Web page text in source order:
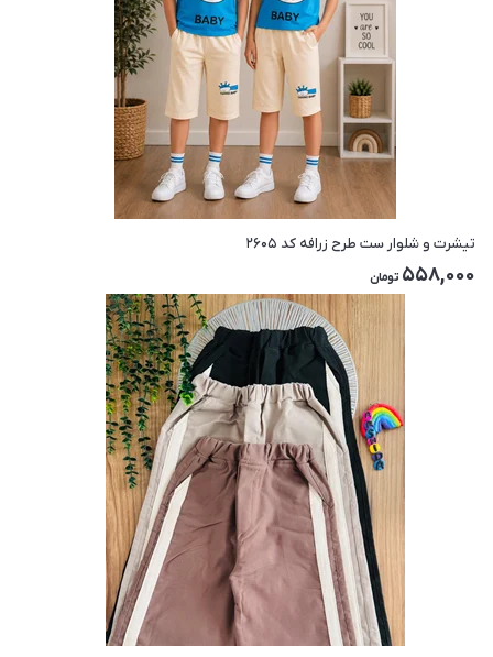
تیشرت و شلوار ست طرح زرافه کد ۲۶۰۵
558,000 تومان